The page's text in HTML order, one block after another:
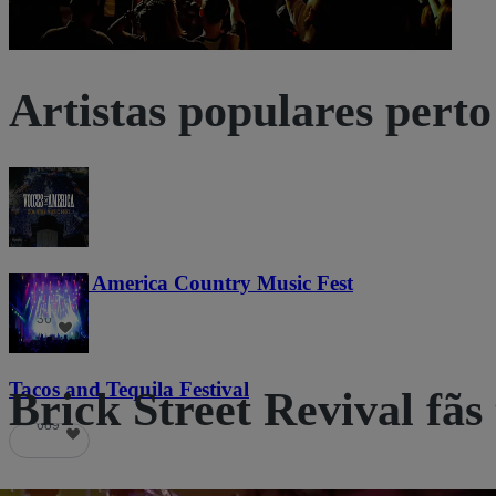
Artistas populares perto
Voices of America Country Music Fest
36
Tacos and Tequila Festival
689
Brick Street Revival